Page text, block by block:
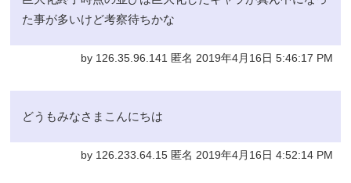
た事が多いけど考察待ちかな
by 126.35.96.141 匿名 2019年4月16日 5:46:17 PM
どうもみなさまこんにちは
by 126.233.64.15 匿名 2019年4月16日 4:52:14 PM